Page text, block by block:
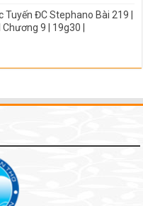
Tuyến ĐC Stephano Bài 219 |
9 | 19g30 |